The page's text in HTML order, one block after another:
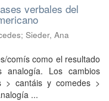
verbales del
; Sieder, Ana
comís como el resultado
analogía. Los cambios
> cantáis y comedes >
...